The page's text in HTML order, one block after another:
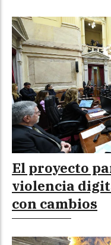
El proyecto
violencia
con cambios